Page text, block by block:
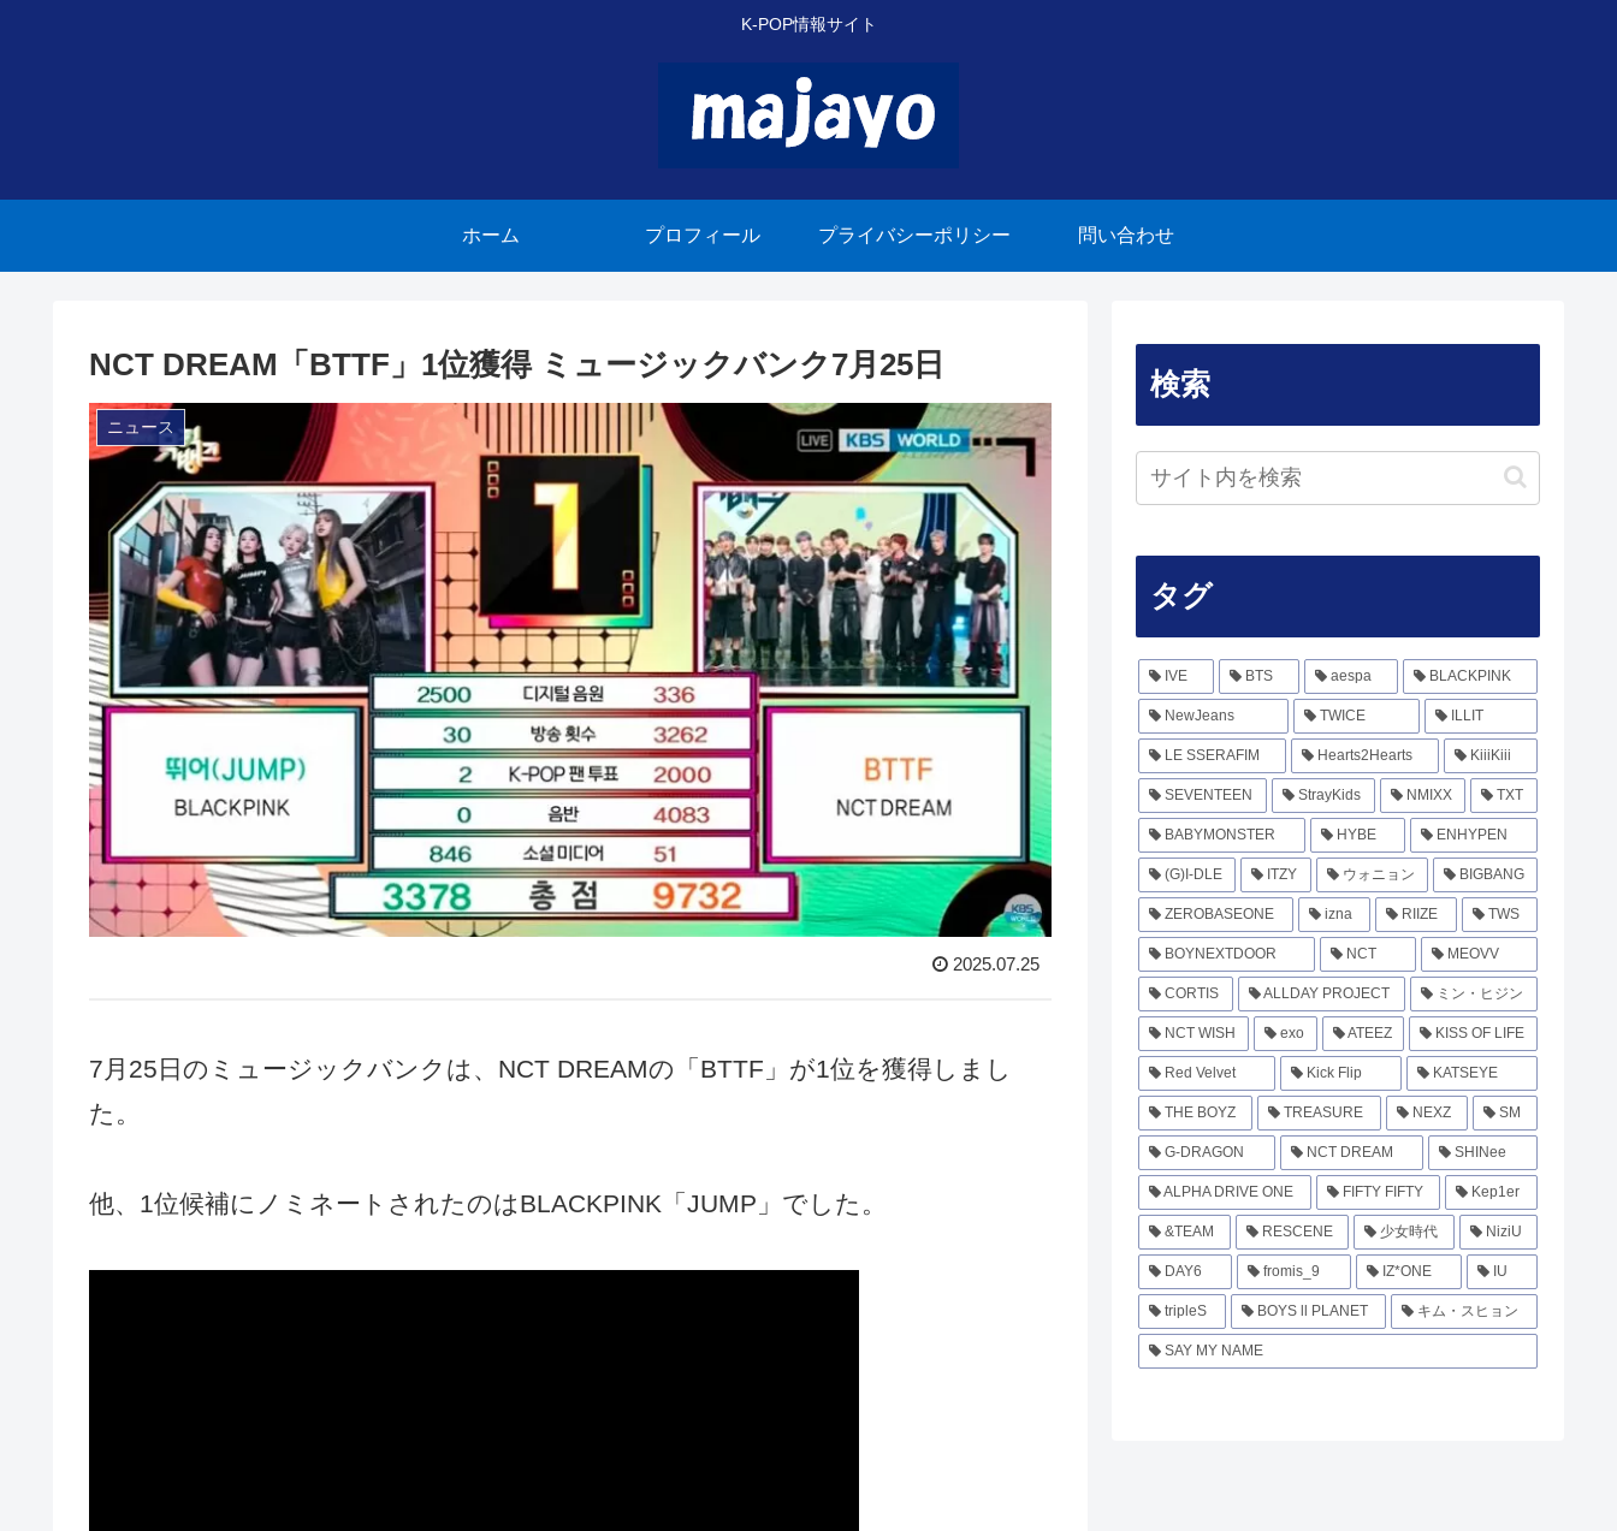
K-POP情報サイト
ホーム プロフィール プライバシーポリシー 問い合わせ
NCT DREAM「BTTF」1位獲得 ミュージックバンク7月25日
ニュース
2025.07.25
7月25日のミュージックバンクは、NCT DREAMの「BTTF」が1位を獲得しまし
た。
他、1位候補にノミネートされたのはBLACKPINK「JUMP」でした。
検索
タグ
IVE BTS aespa BLACKPINK
NewJeans TWICE ILLIT
LE SSERAFIM Hearts2Hearts KiiiKiii
SEVENTEEN StrayKids NMIXX TXT
BABYMONSTER HYBE ENHYPEN
(G)I-DLE ITZY ウォニョン BIGBANG
ZEROBASEONE izna RIIZE TWS
BOYNEXTDOOR NCT MEOVV
CORTIS ALLDAY PROJECT ミン・ヒジン
NCT WISH exo ATEEZ KISS OF LIFE
Red Velvet Kick Flip KATSEYE
THE BOYZ TREASURE NEXZ SM
G-DRAGON NCT DREAM SHINee
ALPHA DRIVE ONE FIFTY FIFTY Kep1er
&TEAM RESCENE 少女時代 NiziU
DAY6 fromis_9 IZ*ONE IU
tripleS BOYS ll PLANET キム・スヒョン
SAY MY NAME